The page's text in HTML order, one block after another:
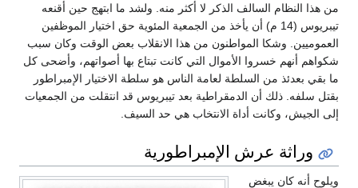
من هذا النظام السالف الذكر لا أكثر منه. ولشد ما ابتهج حين أقنعه
تيبريوس (14 م) أن يأخذ من الجمعية المئوية حق اختيار الموظفين
العموميين. وشكا المواطنون من هذا الانقلاب بعض الوقت وكان سبب
شكواهم أنهم خسروا الأموال التي كانت تبتاع بها أصواتهم، وأضحى كل
ما بقي بعدئذ من السلطة لعامة الناس هو سلطة الاختيار الإمبراطور
بقتل سلفه. ذلك أن الدمقراطية بعد تيبريوس قد انتقلت من الجمعيات
إلى الجيش، وكانت أداة الانتخاب هي حد السيف.
وراثة عرش الإمبراطورية
ويلوح أنه كان يبغض